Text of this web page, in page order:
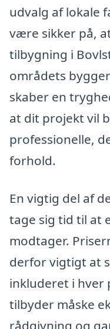
udvalg af lokale
være sikker på,
tilbygning i
områdets
skaber en
at dit projekt vil
professionelle,
forhold.
En vigtig del af
tage sig tid til at
modtager.
derfor vigtigt at
inkluderet i hver
tilbyder måske
rådgivning og